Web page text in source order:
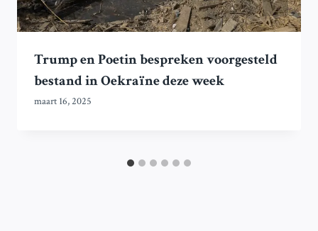
Trump en Poetin bespreken voorgesteld
bestand in Oekraïne deze week
maart 16, 2025